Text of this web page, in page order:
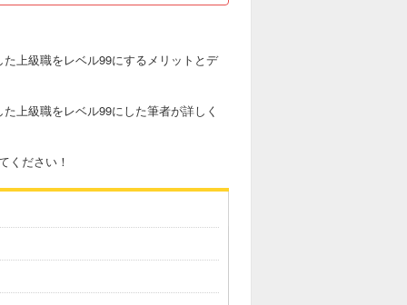
上級職をレベル99にするメリットとデ
上級職をレベル99にした筆者が詳しく
ください！